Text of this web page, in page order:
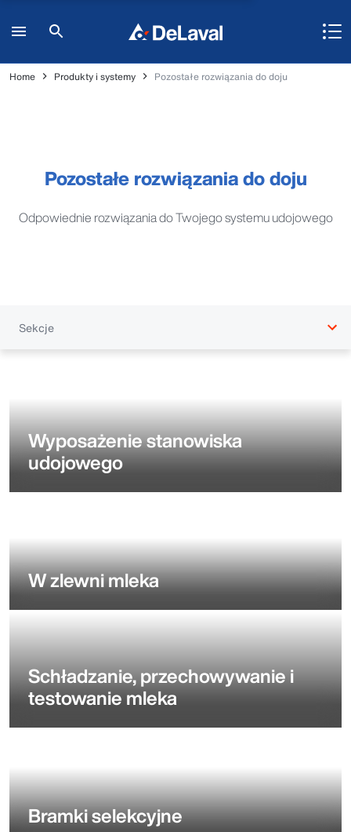
Home Produkty i systemy Pozostałe rozwiązania do doju
Pozostałe rozwiązania do doju
Odpowiednie rozwiązania do Twojego systemu udojowego
Sekcje
Wyposażenie stanowiska
udojowego
W zlewni mleka
Schładzanie, przechowywanie i
testowanie mleka
Bramki selekcyjne